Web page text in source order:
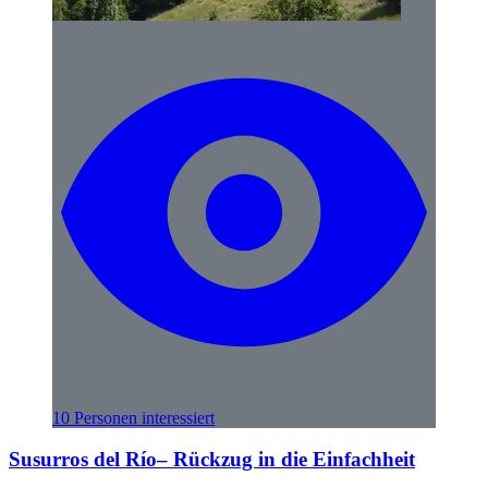
10 Personen interessiert
Susurros del Río– Rückzug in die Einfachheit